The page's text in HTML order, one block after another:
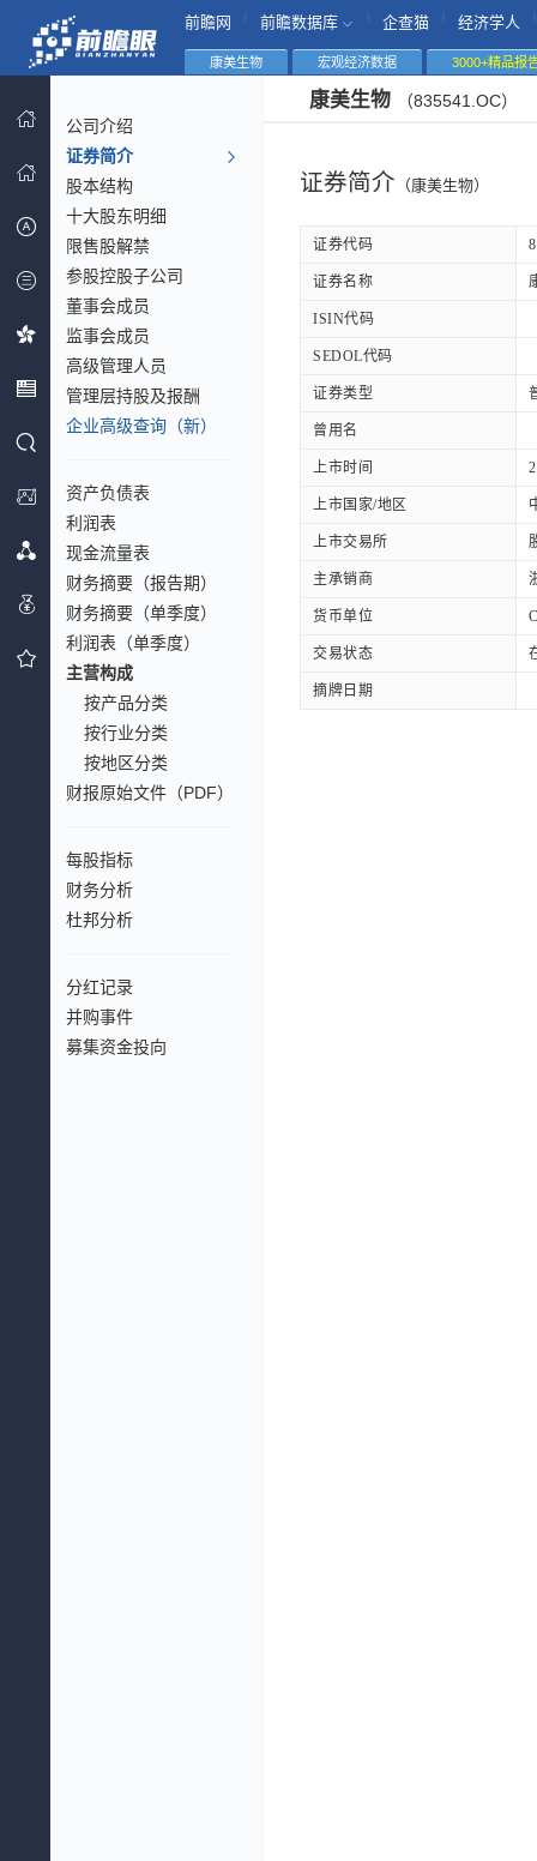
前瞻网 前瞻数据库 企查猫 经济学人
康美生物 宏观经济数据 3000+精品报
公司介绍
证券简介
股本结构
十大股东明细
限售股解禁
参股控股子公司
董事会成员
监事会成员
高级管理人员
管理层持股及报酬
企业高级查询（新）
资产负债表
利润表
现金流量表
财务摘要（报告期）
财务摘要（单季度）
利润表（单季度）
主营构成
按产品分类
按行业分类
按地区分类
财报原始文件（PDF）
每股指标
财务分析
杜邦分析
分红记录
并购事件
募集资金投向
康美生物 （835541.OC）
证券简介 （康美生物）
证券代码
证券名称
ISIN代码
SEDOL代码
证券类型
曾用名
上市时间
上市国家/地区
上市交易所
主承销商
货币单位
交易状态
摘牌日期